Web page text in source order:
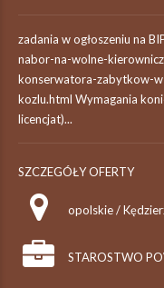
zadania w ogłoszeniu na
nabor-na-wolne-
konserwatora-zabytkow-
kozlu.html Wymagania
licencjat)...
SZCZEGÓŁY OFERTY
opolskie /
STAROSTWO